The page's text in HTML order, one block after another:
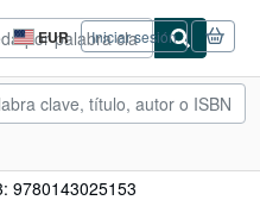
EUR
Preferencias
de
compra
del
Iniciar sesión
9780143025153